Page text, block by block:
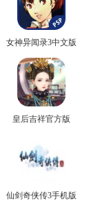
女神异闻录3中文版
皇后吉祥官方版
仙剑奇侠传3手机版